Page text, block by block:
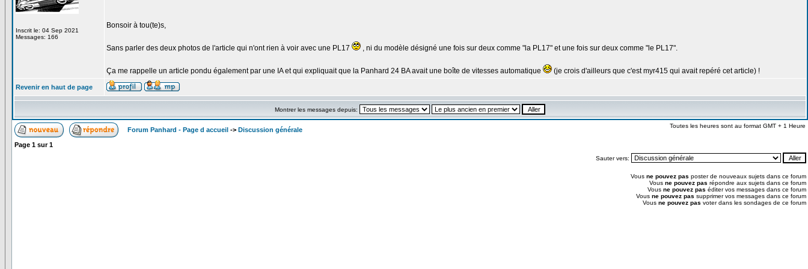
Inscrit le: 04 Sep 2021
Messages: 166
Bonsoir à tou(te)s,
Sans parler des deux photos de l'article qui n'ont rien à voir avec une PL17 , ni du modèle désigné une fois sur deux comme "la PL17" et une fois sur deux comme "le PL17".
Ça me rappelle un article pondu également par une IA et qui expliquait que la Panhard 24 BA avait une boîte de vitesses automatique (je crois d'ailleurs que c'est myr415 qui avait repéré cet article) !
Revenir en haut de page
Montrer les messages depuis:
Forum Panhard - Page d accueil -> Discussion générale
Toutes les heures sont au format GMT + 1 Heure
Page 1 sur1
Sauter vers:
Vous ne pouvez pas poster de nouveaux sujets dans ce forum
Vous ne pouvez pas répondre aux sujets dans ce forum
Vous ne pouvez pas éditer vos messages dans ce forum
Vous ne pouvez pas supprimer vos messages dans ce forum
Vous ne pouvez pas voter dans les sondages de ce forum